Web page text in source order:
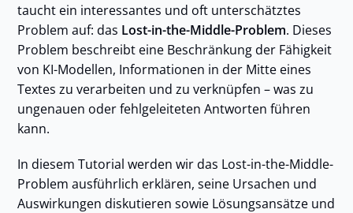
taucht ein interessantes und oft unterschätztes
Problem auf: das Lost-in-the-Middle-Problem. Dieses
Problem beschreibt eine Beschränkung der Fähigkeit
von KI-Modellen, Informationen in der Mitte eines
Textes zu verarbeiten und zu verknüpfen – was zu
ungenauen oder fehlgeleiteten Antworten führen
kann.
In diesem Tutorial werden wir das Lost-in-the-Middle-
Problem ausführlich erklären, seine Ursachen und
Auswirkungen diskutieren sowie Lösungsansätze und